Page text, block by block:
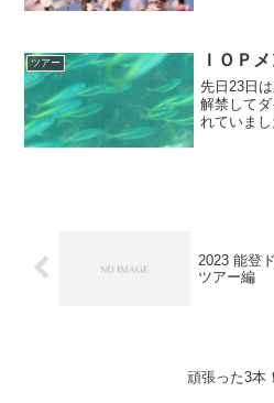
す♪透明度
ツアー ＩＯＰ
先日23日
解禁して
れていまし
2023 能登
ツアー編
頑張った3本